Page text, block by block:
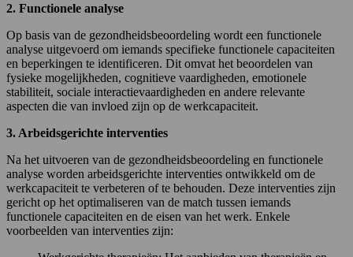
2. Functionele analyse
Op basis van de gezondheidsbeoordeling wordt een functionele
analyse uitgevoerd om iemands specifieke functionele capaciteiten
en beperkingen te identificeren. Dit omvat het beoordelen van
fysieke mogelijkheden, cognitieve vaardigheden, emotionele
stabiliteit, sociale interactievaardigheden en andere relevante
aspecten die van invloed zijn op de werkcapaciteit.
3. Arbeidsgerichte interventies
Na het uitvoeren van de gezondheidsbeoordeling en functionele
analyse worden arbeidsgerichte interventies ontwikkeld om de
werkcapaciteit te verbeteren of te behouden. Deze interventies zijn
gericht op het optimaliseren van de match tussen iemands
functionele capaciteiten en de eisen van het werk. Enkele
voorbeelden van interventies zijn: